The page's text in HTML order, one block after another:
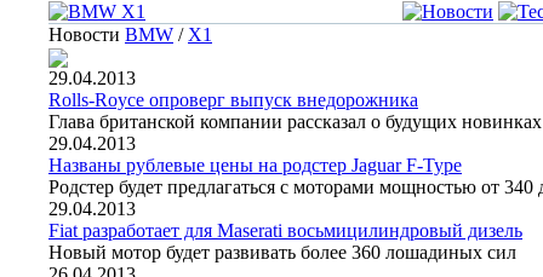
Новости BMW / X1
29.04.2013
Rolls-Royce опроверг выпуск внедорожника
Глава британской компании рассказал о будущих новинках
29.04.2013
Названы рублевые цены на родстер Jaguar F-Type
Родстер будет предлагаться с моторами мощностью от 340
29.04.2013
Fiat разработает для Maserati восьмицилиндровый дизель
Новый мотор будет развивать более 360 лошадиных сил